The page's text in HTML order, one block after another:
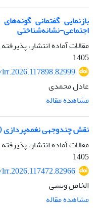
بازنمایی گفتمانی
اجتماعی-نشانه‌شناختی
مقالات آماده انتشار،
1405
عادل محمدی
مشاهده مقاله
نقش چندوجهی نغمه‌پردازی
مقالات آماده انتشار،
1405
الخاص ویسی
مشاهده مقاله